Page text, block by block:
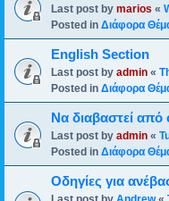
Last post by marios «
Posted in Διάφορα
English Section
Last post by admin «
Posted in Διάφορα
Να διαβαστεί από
Last post by admin «
Posted in Διάφορα
Οδηγίες για